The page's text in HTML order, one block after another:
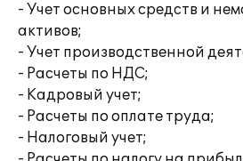
- Учет основных средств и
активов;
- Учет производственной
- Расчеты по НДС;
- Кадровый учет;
- Расчеты по оплате труда;
- Налоговый учет;